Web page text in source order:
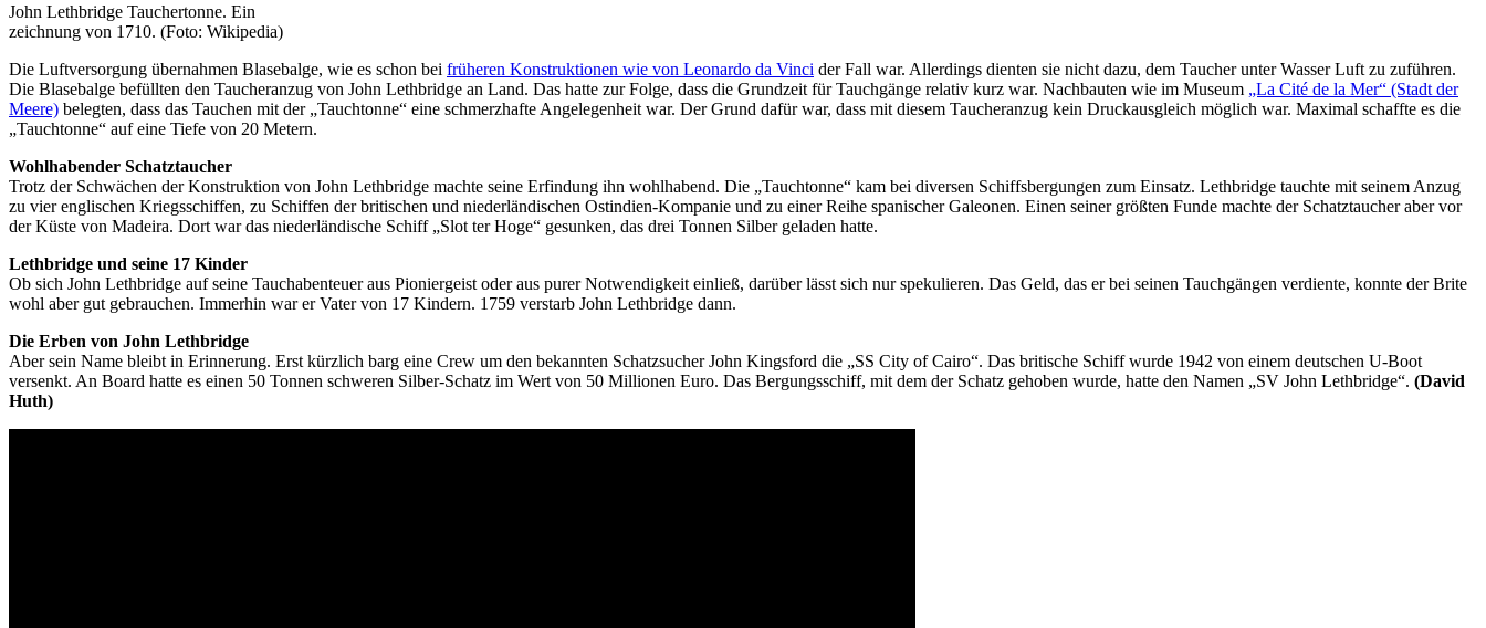
John Lethbridge Tauchertonne. Ein
zeichnung von 1710. (Foto: Wikipedia)
Die Luftversorgung übernahmen Blasebalge, wie es schon bei früheren Konstruktionen wie von Leonardo da Vinci der Fall war. Allerdings dienten sie nicht dazu, dem Taucher unter Wasser Luft zu zuführen.
Die Blasebalge befüllten den Taucheranzug von John Lethbridge an Land. Das hatte zur Folge, dass die Grundzeit für Tauchgänge relativ kurz war. Nachbauten wie im Museum „La Cité de la Mer“ (Stadt der
Meere) belegten, dass das Tauchen mit der „Tauchtonne“ eine schmerzhafte Angelegenheit war. Der Grund dafür war, dass mit diesem Taucheranzug kein Druckausgleich möglich war. Maximal schaffte es die
„Tauchtonne“ auf eine Tiefe von 20 Metern.
Wohlhabender Schatztaucher
Trotz der Schwächen der Konstruktion von John Lethbridge machte seine Erfindung ihn wohlhabend. Die „Tauchtonne“ kam bei diversen Schiffsbergungen zum Einsatz. Lethbridge tauchte mit seinem Anzug
zu vier englischen Kriegsschiffen, zu Schiffen der britischen und niederländischen Ostindien-Kompanie und zu einer Reihe spanischer Galeonen. Einen seiner größten Funde machte der Schatztaucher aber vor
der Küste von Madeira. Dort war das niederländische Schiff „Slot ter Hoge“ gesunken, das drei Tonnen Silber geladen hatte.
Lethbridge und seine 17 Kinder
Ob sich John Lethbridge auf seine Tauchabenteuer aus Pioniergeist oder aus purer Notwendigkeit einließ, darüber lässt sich nur spekulieren. Das Geld, das er bei seinen Tauchgängen verdiente, konnte der Brite
wohl aber gut gebrauchen. Immerhin war er Vater von 17 Kindern. 1759 verstarb John Lethbridge dann.
Die Erben von John Lethbridge
Aber sein Name bleibt in Erinnerung. Erst kürzlich barg eine Crew um den bekannten Schatzsucher John Kingsford die „SS City of Cairo“. Das britische Schiff wurde 1942 von einem deutschen U-Boot
versenkt. An Board hatte es einen 50 Tonnen schweren Silber-Schatz im Wert von 50 Millionen Euro. Das Bergungsschiff, mit dem der Schatz gehoben wurde, hatte den Namen „SV John Lethbridge“. (David
Huth)